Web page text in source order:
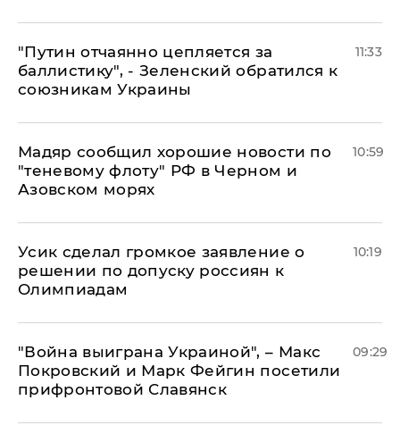
"Путин отчаянно цепляется за
баллистику", - Зеленский обратился к
союзникам Украины
11:33
Мадяр сообщил хорошие новости по
"теневому флоту" РФ в Черном и
Азовском морях
10:59
Усик сделал громкое заявление о
решении по допуску россиян к
Олимпиадам
10:19
"Война выиграна Украиной", – Макс
Покровский и Марк Фейгин посетили
прифронтовой Славянск
09:29